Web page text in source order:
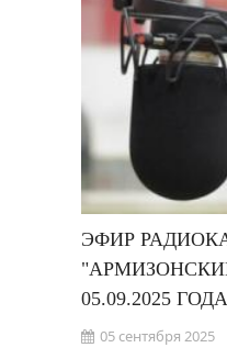
ЭФИР
05.09.2025 ГОДА
05 сентября 2025